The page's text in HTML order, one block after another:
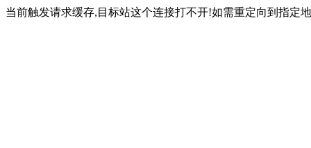
当前触发请求缓存,目标站这个连接打不开!如需重定向到指定